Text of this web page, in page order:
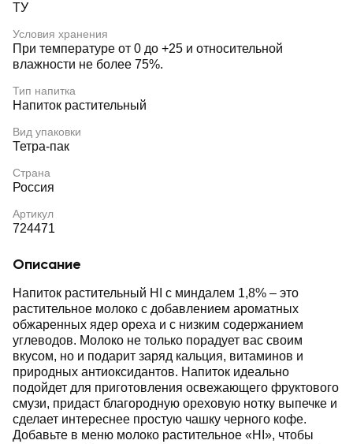
ТУ
Условия хранения
При температуре от 0 до +25 и относительной
влажности не более 75%.
Тип напитка
Напиток растительный
Вид упаковки
Тетра-пак
Страна
Россия
Артикул
724471
Описание
Напиток растительный HI с миндалем 1,8% ‒ это
растительное молоко с добавлением ароматных
обжаренных ядер ореха и с низким содержанием
углеводов. Молоко не только порадует вас своим
вкусом, но и подарит заряд кальция, витаминов и
природных антиоксидантов. Напиток идеально
подойдет для приготовления освежающего фруктового
смузи, придаст благородную ореховую нотку выпечке и
сделает интереснее простую чашку черного кофе.
Добавьте в меню молоко растительное «HI», чтобы